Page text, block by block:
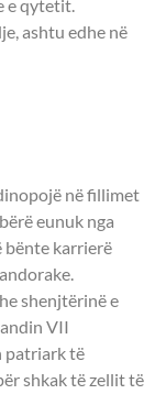
e qytetit.
ashtu edhe në
në fillimet
eunuk nga
bënte karrierë
shenjtërinë e
VII
patriark të
shkak të zellit të